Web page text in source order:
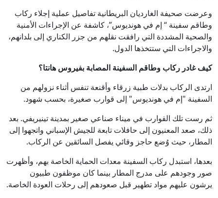
وعرضت صحيفة الغارديان البريطانية تفاصيل عملية إجلاء ركاب
وطاقم سفينة “ إم في هونديوس”، كاشفة عن الإجراءات الأمنية
والصحية المشددة التي رافقت نقلهم من جزر الكناري إلى بلدانهم،
والاجراءات التي ستتخذها الدول.
كيف غادر ركاب وطاقم السفينة المصابة بفيروس هانتا؟
ارتدى الركاب بدلات طبية زرقاء وأقنعة تنفس أثناء نزولهم من
السفينة "إم في هونديوس" إلى قوارب صغيرة، بحسب شهود.
ثم رست تلك القوارب في ميناء صناعي صغير بمدينة تينيريفي. بعد
ذلك، صعد المعنيون إلى حافلات تابعة للجيش الإسباني واتجهوا إلى
المطار، حيث وُضع حاجز وقائي يفصل السائقين عن الركاب.
بعدها، استبدل ركاب السفينة معدات الحماية الخاصة بهم، وأظهرت
صور وجودهم على مدرج المطار بينما كان موظفون طبيون
يرشون عليهم مواد تطهير قبل صعودهم إلى رحلات العودة الخاصة.